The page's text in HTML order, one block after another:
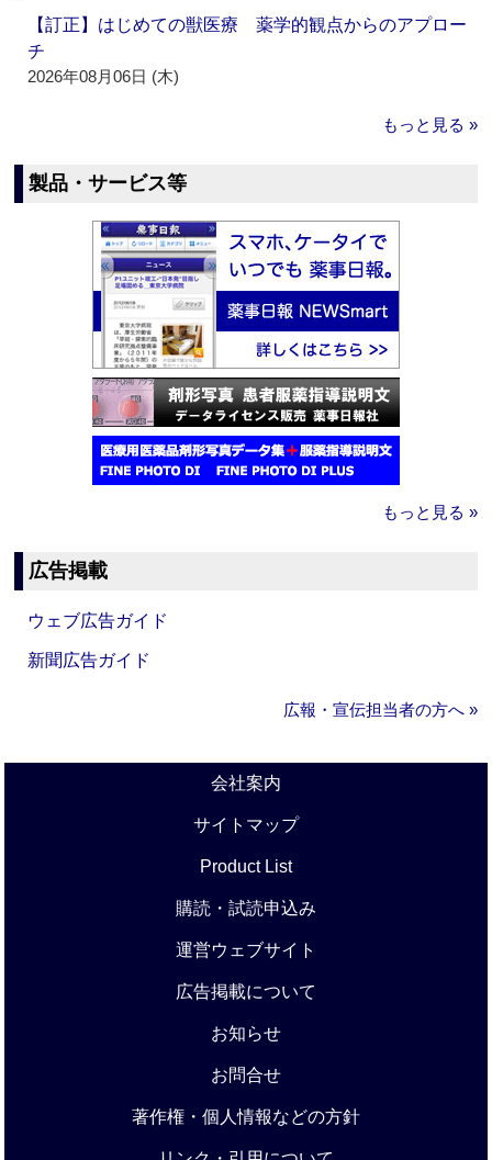
【訂正】はじめての獣医療 薬学的観点からのアプロー
チ
2026年08月06日 (木)
もっと見る »
製品・サービス等
もっと見る »
広告掲載
ウェブ広告ガイド
新聞広告ガイド
広報・宣伝担当者の方へ »
会社案内
サイトマップ
Product List
購読・試読申込み
運営ウェブサイト
広告掲載について
お知らせ
お問合せ
著作権・個人情報などの方針